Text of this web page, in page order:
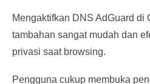
Mengaktifkan DNS AdGuard di
tambahan sangat mudah dan
privasi saat browsing.
Pengguna cukup membuka